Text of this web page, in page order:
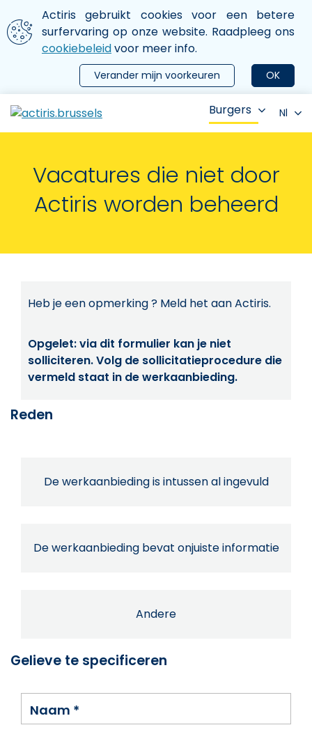
Aller au contenu principal
We gebruiken cookies
Actiris gebruikt cookies voor een betere
surfervaring op onze website. Raadpleeg ons
cookiebeleidvoor meer info.
OK
Verander mijn voorkeuren
le menu
Burgers Nl
Vacatures die niet door
Actiris worden beheerd
Heb je een opmerking ? Meld het aan Actiris.
Opgelet: via dit formulier kan je niet
solliciteren. Volg de sollicitatieprocedure die
vermeld staat in de werkaanbieding.
Reden
De werkaanbieding is intussen al ingevuld
De werkaanbieding bevat onjuiste informatie
Andere
Gelieve te specificeren
Naam *